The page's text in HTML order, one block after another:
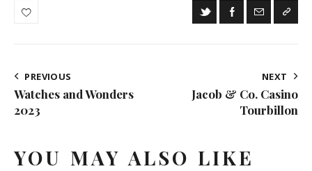
PREVIOUS
Watches and Wonders
2023
NEXT
Jacob & Co. Casino
Tourbillon
YOU MAY ALSO LIKE